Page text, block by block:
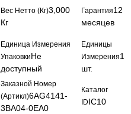
Вес Нетто (Кг)3,000
Кг
Гарантия12
месяцев
Единица Измерения
УпаковкиНе
доступный
Единицы
Измерения1
шт.
Заказной Номер
(Артикл)6AG4141-
3BA04-0EA0
Каталог
IDIC10